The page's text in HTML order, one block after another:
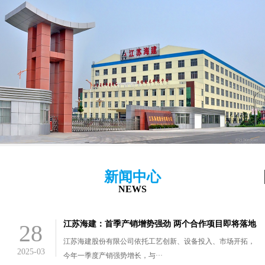
新闻中心
NEWS
28
2025-03
江苏海建：首季产销增势强劲 两个合作项目即将落地
江苏海建股份有限公司依托工艺创新、设备投入、市场开拓，
今年一季度产销强势增长，与···